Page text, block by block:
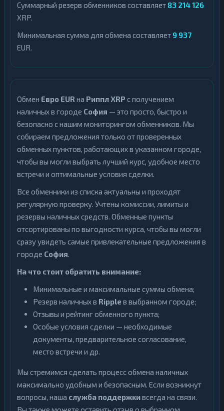
Суммарный резерв обменников составляет 83 214 126
XRP.
Минимальная сумма для обмена составляет 9 937
EUR.
Обмен Евро EUR на Риппл XRP с получением
наличных в городе София — это просто, быстро и
безопасно с нашим мониторингом обменников. Мы
собираем предложения только от проверенных
обменных пунктов, работающих в указанном городе,
чтобы вы могли выбрать лучший курс, удобное место
встречи и оптимальные условия сделки.
Все обменники из списка актуальны и проходят
регулярную проверку. Учтены комиссии, лимиты и
резервы наличных средств. Обменные пункты
отсортированы по выгодности курса, чтобы вы могли
сразу увидеть самые привлекательные предложения в
городе София.
На что стоит обратить внимание:
Минимальные и максимальные суммы обмена;
Резерв наличных в Rippleв выбранном городе;
Отзывы и рейтинг обменного пункта;
Особые условия сделки — необходимые
документы, предварительное согласование,
место встречи и др.
Мы стремимся сделать процесс обмена наличных
максимально удобным и безопасным. Если возникнут
вопросы, наша служба поддержкивсегда на связи.